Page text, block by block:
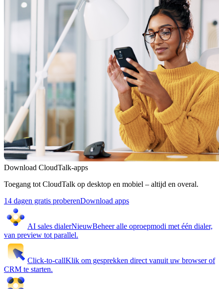
Download CloudTalk-apps
Toegang tot CloudTalk op desktop en mobiel – altijd en overal.
14 dagen gratis proberenDownload apps
AI sales dialerNieuwBeheer alle oproepmodi met één dialer,
van preview tot parallel.
Click-to-callKlik om gesprekken direct vanuit uw browser of
CRM te starten.